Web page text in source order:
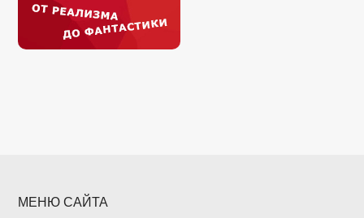
МЕНЮ САЙТА